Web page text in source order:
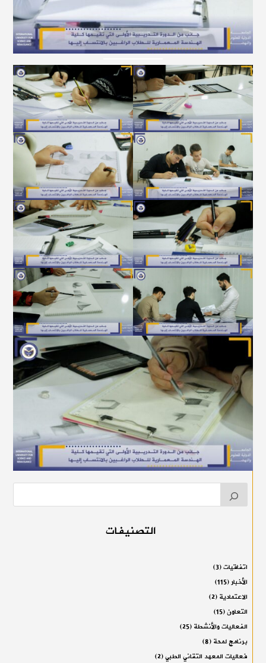
التصنيفات
اتفاقيات(3)
الأخبار(115)
الاعتمادية(2)
التعاون(15)
الفعاليات والأنشطة(25)
برنامج لمحة(8)
فعاليات المعهد التقاني الطبي(2)